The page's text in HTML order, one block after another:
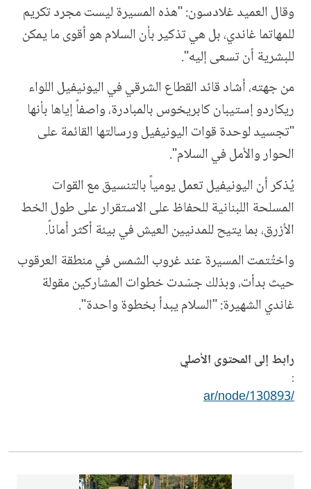
وقال العميد غلادسون: "هذه المسيرة ليست مجرد تكريم
للمهاتما غاندي، بل هي تذكير بأن السلام هو أقوى ما يمكن
للبشرية أن تسعى إليه".
من جهته، أشاد قائد القطاع الشرقي في اليونيفيل اللواء
ريكاردو إستيبان كابريخوس بالمبادرة، واصفاً إياها بأنها
"تجسيد لوحدة قوات اليونيفيل ورسالتها القائمة على
الحوار والأمل في السلام".
يُذكر أن اليونيفيل تعمل يومياً بالتنسيق مع القوات
المسلحة اللبنانية للحفاظ على الاستقرار على طول الخط
الأزرق، بما يتيح للمدنيين العيش في بيئة أكثر أماناً.
واختُتمت المسيرة عند غروب الشمس في منطقة العرقوب
حيث بدأت، وبذلك جسّدت خطوات المشاركين مقولة
غاندي الشهيرة: "السلام يبدأ بخطوة واحدة".
رابط إلى المحتوى الأصلي
:
/ar/node/130893